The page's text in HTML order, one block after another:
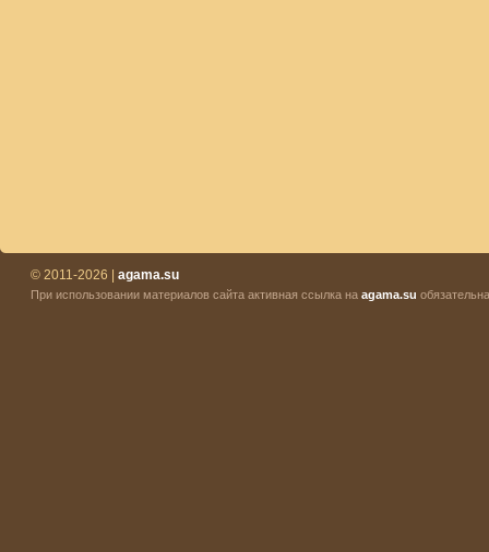
© 2011-2026 | agama.su
При использовании материалов сайта активная ссылка на agama.su